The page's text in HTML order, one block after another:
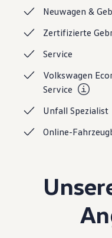
Transport
Familie
Pannen- und
Volkswagen
Neuwagen &
Zertifizierte
Service
Volkswagen
Service
UnfallSpezialist
Online-